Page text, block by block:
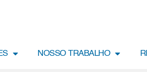
NOSSO TRABALHO